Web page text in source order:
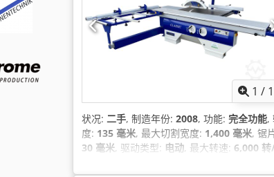
1 /
状况: 二手, 制造年份: 2008, 功能: 完全功能,
度: 135 毫米, 最大切割宽度: 1,400 毫米, 锯
30 毫米, 驱动类型: 电动, 最大转速: 6,000